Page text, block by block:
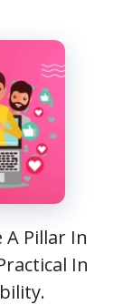
A Pillar In
In